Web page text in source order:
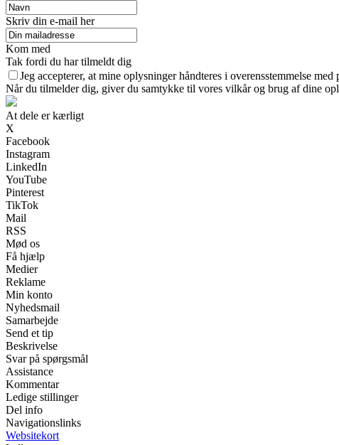
Skriv din e-mail her
Kom med
Tak fordi du har tilmeldt dig
Jeg accepterer, at mine oplysninger håndteres i overensstemmelse
Når du tilmelder dig, giver du samtykke til vores vilkår og brug af dine
At dele er kærligt
X
Facebook
Instagram
LinkedIn
YouTube
Pinterest
TikTok
Mail
RSS
Mød os
Få hjælp
Medier
Reklame
Min konto
Nyhedsmail
Samarbejde
Send et tip
Beskrivelse
Svar på spørgsmål
Assistance
Kommentar
Ledige stillinger
Del info
Navigationslinks
Websitekort